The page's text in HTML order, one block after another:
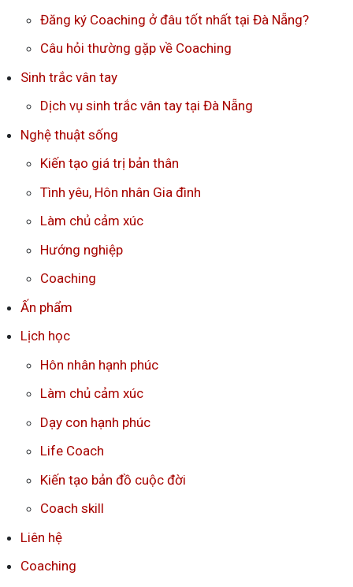
Đăng ký Coaching ở đâu tốt nhất tại Đà Nẵng?
Câu hỏi thường gặp về Coaching
Sinh trắc vân tay
Dịch vụ sinh trắc vân tay tại Đà Nẵng
Nghệ thuật sống
Kiến tạo giá trị bản thân
Tình yêu, Hôn nhân Gia đình
Làm chủ cảm xúc
Hướng nghiệp
Coaching
Ấn phẩm
Lịch học
Hôn nhân hạnh phúc
Làm chủ cảm xúc
Dạy con hạnh phúc
Life Coach
Kiến tạo bản đồ cuộc đời
Coach skill
Liên hệ
Coaching